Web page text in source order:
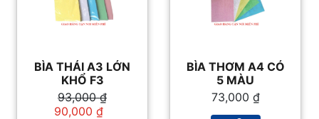
BÌA THÁI A3 LỚN
KHỔ F3
93,000₫
Giá
gốc
90,000₫
Giá
hiện
BÌA THƠM A4 CÓ
5 MÀU
73,000 ₫